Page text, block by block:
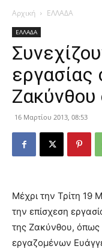
Αρχική ΕΛΛΑΔΑ
ΕΛΛΑΔΑ
εργασίας
Ζακύνθου
16 Μαρτίου 2013, 08:53
Μέχρι την Τρίτη 19
την επίσχεση
της Ζακύνθου,
εργαζομένων